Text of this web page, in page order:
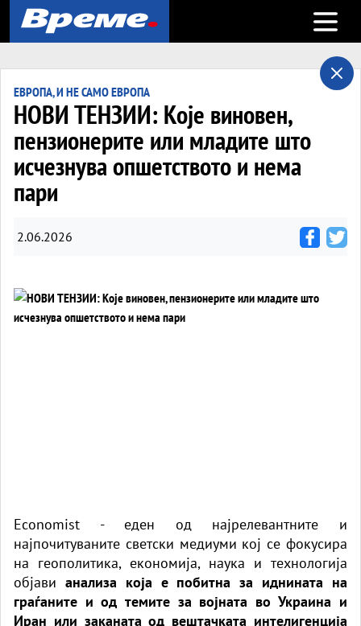
Open
ЕВРОПА, И НЕ САМО ЕВРОПА
НОВИ ТЕНЗИИ: Које виновен,
пензионерите или младите што
исчезнува опшетството и нема
пари
2.06.2026
Economist - еден од најрелевантните и
најпочитуваните светски медиуми кој се фокусира
на геополитика, економија, наука и технологија
објави анализа која е побитна за иднината на
граѓаните и од темите за војната во Украина и
Иран или заканата од вештачката интелигенција